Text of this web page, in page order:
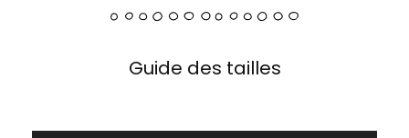
Guide des tailles